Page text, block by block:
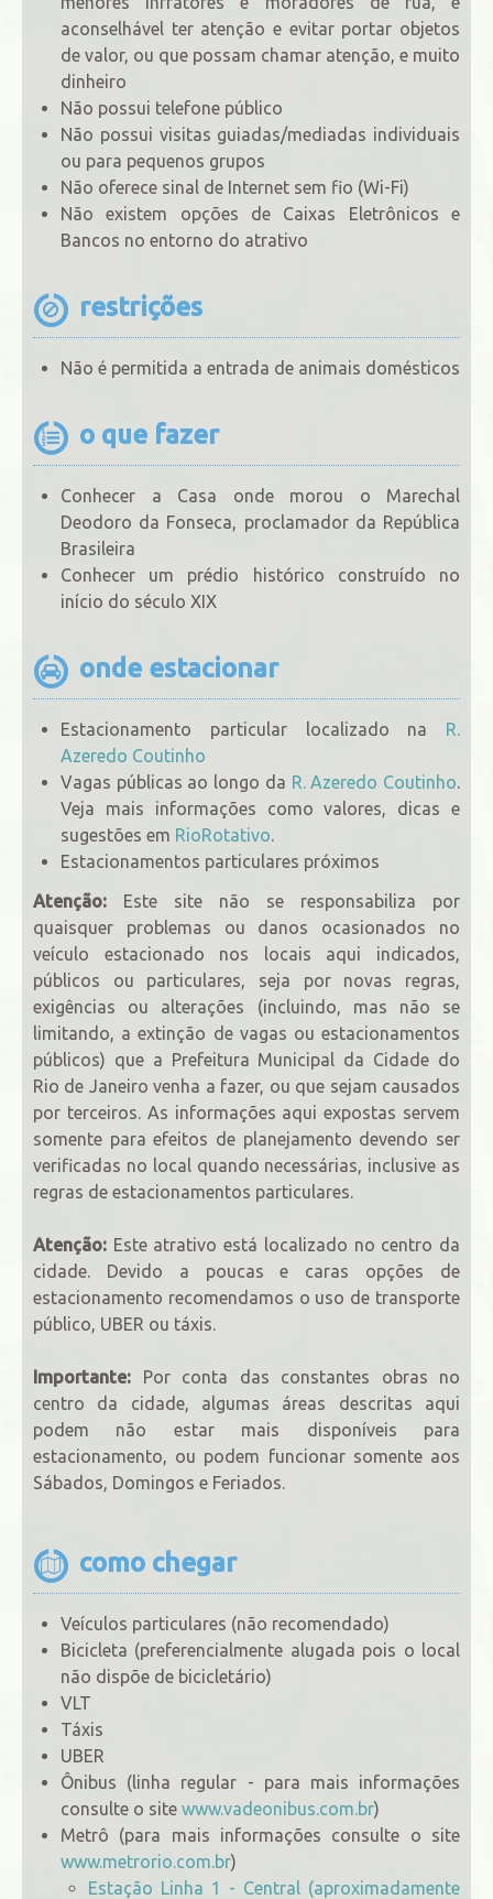
aconselhável ter atenção e evitar portar objetos
de valor, ou que possam chamar atenção, e muito
dinheiro
Não possui telefone público
Não possui visitas guiadas/mediadas individuais
ou para pequenos grupos
Não oferece sinal de Internet sem fio (Wi-Fi)
Não existem opções de Caixas Eletrônicos e
Bancos no entorno do atrativo
restrições
Não é permitida a entrada de animais domésticos
o que fazer
Conhecer a Casa onde morou o Marechal
Deodoro da Fonseca, proclamador da República
Brasileira
Conhecer um prédio histórico construído no
início do século XIX
onde estacionar
Estacionamento particular localizado na R.
Azeredo Coutinho
Vagas públicas ao longo da R. Azeredo Coutinho.
Veja mais informações como valores, dicas e
sugestões em RioRotativo.
Estacionamentos particulares próximos
Atenção: Este site não se responsabiliza por
quaisquer problemas ou danos ocasionados no
veículo estacionado nos locais aqui indicados,
públicos ou particulares, seja por novas regras,
exigências ou alterações (incluindo, mas não se
limitando, a extinção de vagas ou estacionamentos
públicos) que a Prefeitura Municipal da Cidade do
Rio de Janeiro venha a fazer, ou que sejam causados
por terceiros. As informações aqui expostas servem
somente para efeitos de planejamento devendo ser
verificadas no local quando necessárias, inclusive as
regras de estacionamentos particulares.
Atenção: Este atrativo está localizado no centro da
cidade. Devido a poucas e caras opções de
estacionamento recomendamos o uso de transporte
público, UBER ou táxis.
Importante: Por conta das constantes obras no
centro da cidade, algumas áreas descritas aqui
podem não estar mais disponíveis para
estacionamento, ou podem funcionar somente aos
Sábados, Domingos e Feriados.
como chegar
Veículos particulares (não recomendado)
Bicicleta (preferencialmente alugada pois o local
não dispõe de bicicletário)
VLT
Táxis
UBER
Ônibus (linha regular - para mais informações
consulte o site www.vadeonibus.com.br)
Metrô (para mais informações consulte o site
www.metrorio.com.br)
Estação Linha 1 - Central (aproximadamente